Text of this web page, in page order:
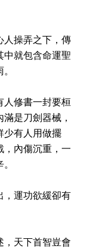
人操弄之下，傳
中就包含命運聖
人修書一封要桓
是刀劍器械，
少有人用做擺
，內傷沉重，一
，運功欲緩卻有
，天下首智豈會